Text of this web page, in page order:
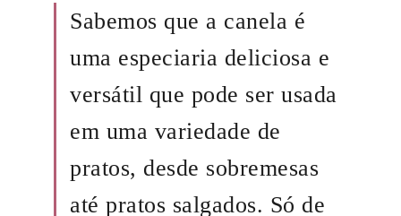
Sabemos que a canela é
uma especiaria deliciosa e
versátil que pode ser usada
em uma variedade de
pratos, desde sobremesas
até pratos salgados. Só de